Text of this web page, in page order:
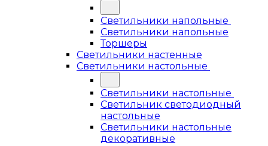
Светильники напольные
Светильники напольные
Торшеры
Светильники настенные
Светильники настольные
Светильники настольные
Светильник светодиодный
настольные
Светильники настольные
декоративные